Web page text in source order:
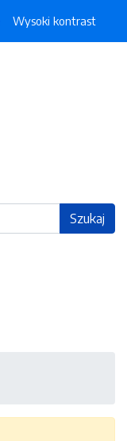
Wysoki kontrast
Szukaj